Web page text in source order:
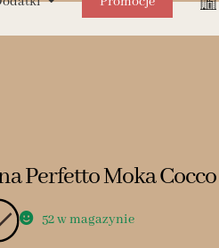
Perfetto Moka Cocco
52 w magazynie